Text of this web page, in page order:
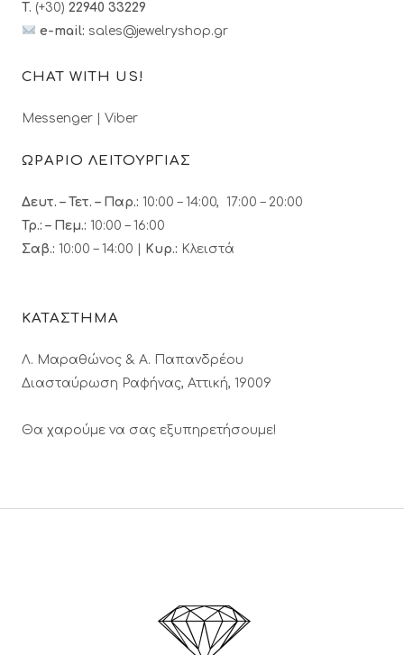
T. (+30) 22940 33229
e-mail: sales@jewelryshop.gr
CHAT WITH US!
Messenger Viber
ΩΡΑΡΙΟ ΛΕΙΤΟΥΡΓΙΑΣ
Δευτ. – Τετ. – Παρ.: 10:00 – 14:00, 17:00 – 20:00
Τρ.: – Πεμ.: 10:00 – 16:00
Σαβ.: 10:00 – 14:00 | Κυρ.: Κλειστά
ΚΑΤΑΣΤΗΜΑ
Λ. Μαραθώνος & A. Παπανδρέου
Διασταύρωση Ραφήνας, Αττική, 19009
Θα χαρούμε να σας εξυπηρετήσουμε!